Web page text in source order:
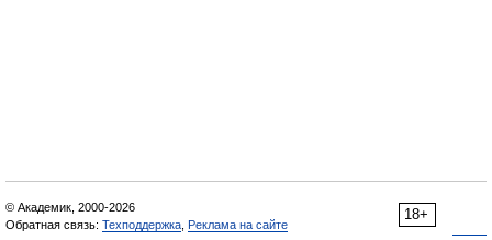
18+
© Академик, 2000-2026
Обратная связь: Техподдержка Реклама на сайте